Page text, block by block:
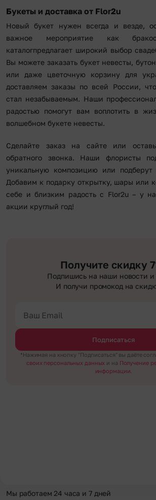
Букеты и доставка от Flor2u
Новый букет нужен всегда и везде,
важное мероприятие как
каталогпредлагает широкий выбор
Вы можете заказать букет невесты,
или даже цветочную корзину для
доставляем заказы по всей России,
стал незабываемым. Наши
радостью помогут вам воплотить в
волшебном букете невесты.
Сделайте заказ на сайте или
обратного звонка. Наши флористы
уникальную композицию или подберут
Добавим к подарку открытку, шары или
себе и близким радость с Flor2u – у
акции круглый год!
Получите скидку
Подпишись на наши новости и
И получи промокод на
Подписаться
*Нажимая на кнопку "Подписаться" вы даёте
своих персональных данных и на Получение
информации.
Мы работаем 24 часа и 7 дней